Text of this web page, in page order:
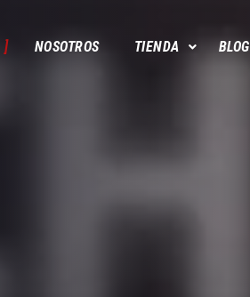
NOSOTROS TIENDA BLOG